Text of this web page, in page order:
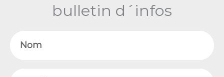
bulletin d´infos